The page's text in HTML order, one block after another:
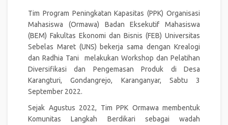
Tim Program Peningkatan Kapasitas (PPK) Organisasi
Mahasiswa (Ormawa) Badan Eksekutif Mahasiswa
(BEM) Fakultas Ekonomi dan Bisnis (FEB) Universitas
Sebelas Maret (UNS) bekerja sama dengan Krealogi
dan Radhia Tani melakukan Workshop dan Pelatihan
Diversifikasi dan Pengemasan Produk di Desa
Karangturi, Gondangrejo, Karanganyar, Sabtu 3
September 2022.
Sejak Agustus 2022, Tim PPK Ormawa membentuk
Komunitas Langkah Berdikari sebagai wadah